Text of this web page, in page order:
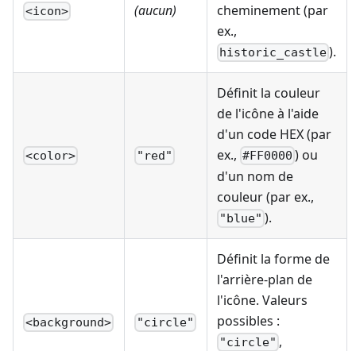
<icon> (aucun)
cheminement (par
ex.,
historic_castle).
<color> "red"
Définit la couleur
de l'icône à l'aide
d'un code HEX (par
ex., #FF0000 ) ou
d'un nom de
couleur (par ex.,
"blue" ).
<background> "circle"
Définit la forme de
l'arrière-plan de
l'icône. Valeurs
possibles :
"circle" ,